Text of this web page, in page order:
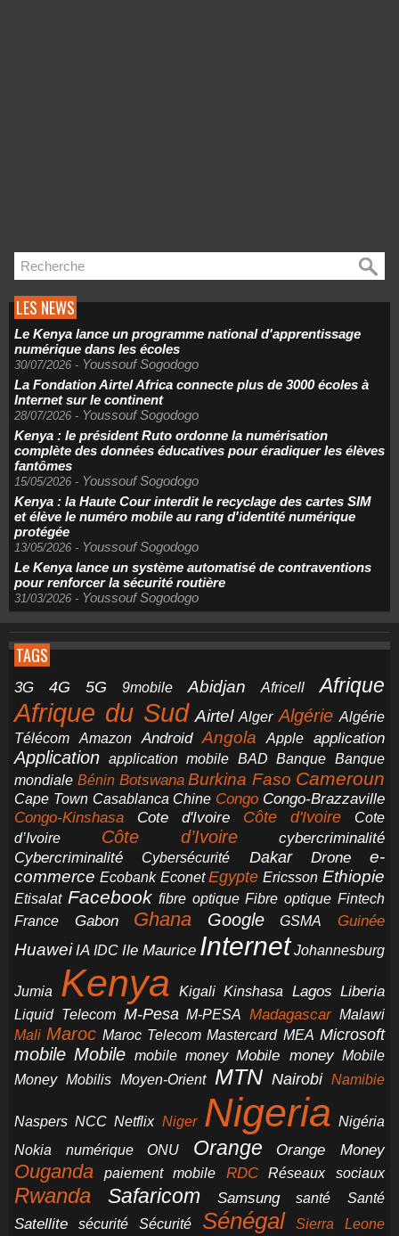
LES NEWS
Le Kenya lance un programme national d'apprentissage
numérique dans les écoles
30/07/2026 - Youssouf Sogodogo
La Fondation Airtel Africa connecte plus de 3000 écoles à
Internet sur le continent
28/07/2026 - Youssouf Sogodogo
Kenya : le président Ruto ordonne la numérisation
complète des données éducatives pour éradiquer les élèves
fantômes
15/05/2026 - Youssouf Sogodogo
Kenya : la Haute Cour interdit le recyclage des cartes SIM
et élève le numéro mobile au rang d'identité numérique
protégée
13/05/2026 - Youssouf Sogodogo
Le Kenya lance un système automatisé de contraventions
pour renforcer la sécurité routière
31/03/2026 - Youssouf Sogodogo
TAGS
3G 4G 5G 9mobile Abidjan Africell Afrique
Afrique du Sud Airtel Alger Algérie Algérie
Télécom
Amazon Android Angola Apple application
Application application mobile BAD Banque Banque
mondiale Bénin Botswana Burkina Faso Cameroun
Cape Town Casablanca Chine Congo Congo-Brazzaville
Congo-Kinshasa Cote d'Ivoire Côte d'Ivoire
Cote
d’Ivoire
Côte d’Ivoire
cybercriminalité
Cybercriminalité
Cybersécurité Dakar Drone
e-
commerce Ecobank Econet Egypte Ericsson Ethiopie
Etisalat Facebook fibre optique Fibre optique Fintech
France
Gabon Ghana Google GSMA Guinée
Huawei IA IDC Ile Maurice Internet Johannesburg
Jumia Kenya Kigali Kinshasa Lagos Liberia
Liquid Telecom M-Pesa M-PESA Madagascar Malawi
Mali Maroc Maroc Telecom Mastercard MEA Microsoft
mobile Mobile mobile money Mobile money Mobile
Money Mobilis Moyen-Orient MTN Nairobi Namibie
Naspers NCC Netflix Niger Nigeria Nigéria
Nokia
numérique ONU Orange Orange Money
Ouganda paiement mobile RDC Réseaux sociaux
Rwanda Safaricom Samsung santé Santé
Satellite sécurité Sécurité Sénégal
Sierra Leone